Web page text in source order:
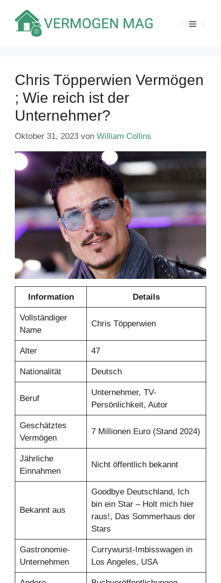
Inhalt
springen
Chris Töpperwien Vermögen
; Wie reich ist der
Unternehmer?
Oktober 31, 2023 von William Collins
Information Details
Vollständiger
Name
Chris Töpperwien
Alter 47
Nationalität Deutsch
Beruf
Unternehmer, TV-
Persönlichkeit, Autor
Geschätztes
Vermögen
7 Millionen Euro (Stand 2024)
Jährliche
Einnahmen
Nicht öffentlich bekannt
Bekannt aus
Goodbye Deutschland, Ich
bin ein Star – Holt mich hier
raus!, Das Sommerhaus der
Stars
Gastronomie-
Unternehmen
Currywurst-Imbisswagen in
Los Angeles, USA